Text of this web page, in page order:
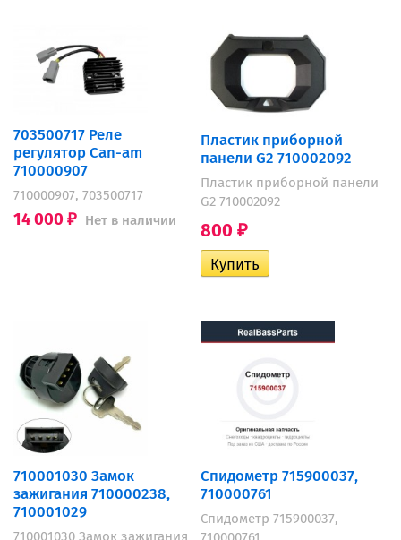
703500717 Реле
регулятор Can-am
710000907
710000907, 703500717
14 000 ₽ Нет в наличии
Пластик приборной
панели G2 710002092
Пластик приборной панели
G2 710002092
800 ₽
710001030 Замок
зажигания 710000238,
710001029
710001030 Замок зажигания
Спидометр 715900037,
710000761
Спидометр 715900037,